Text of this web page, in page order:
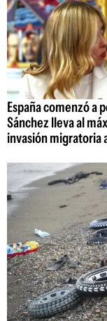
España comenzó a
Sánchez lleva al
invasión migratoria